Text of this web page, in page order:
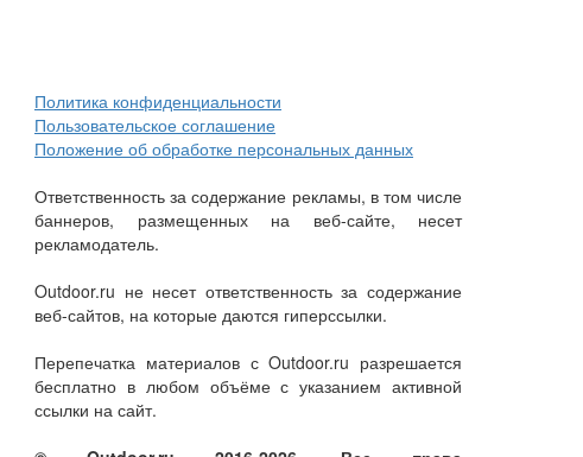
Политика конфиденциальности
Пользовательское соглашение
Положение об обработке персональных данных
Ответственность за содержание рекламы, в том числе
баннеров, размещенных на веб-сайте, несет
рекламодатель.
Outdoor.ru не несет ответственность за содержание
веб-сайтов, на которые даются гиперссылки.
Перепечатка материалов с Outdoor.ru разрешается
бесплатно в любом объёме с указанием активной
ссылки на сайт.